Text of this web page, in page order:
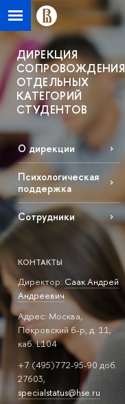
ДИРЕКЦИЯ
СОПРОВОЖДЕНИЯ
ОТДЕЛЬНЫХ
КАТЕГОРИЙ
СТУДЕНТОВ
О дирекции
Психологическая
поддержка
Сотрудники
КОНТАКТЫ
Директор: Саак Андрей
Андреевич
Адрес: Москва,
Покровский б-р, д. 11,
каб. L104
+7 (495)772-95-90 доб.
27603,
specialstatus@hse.ru